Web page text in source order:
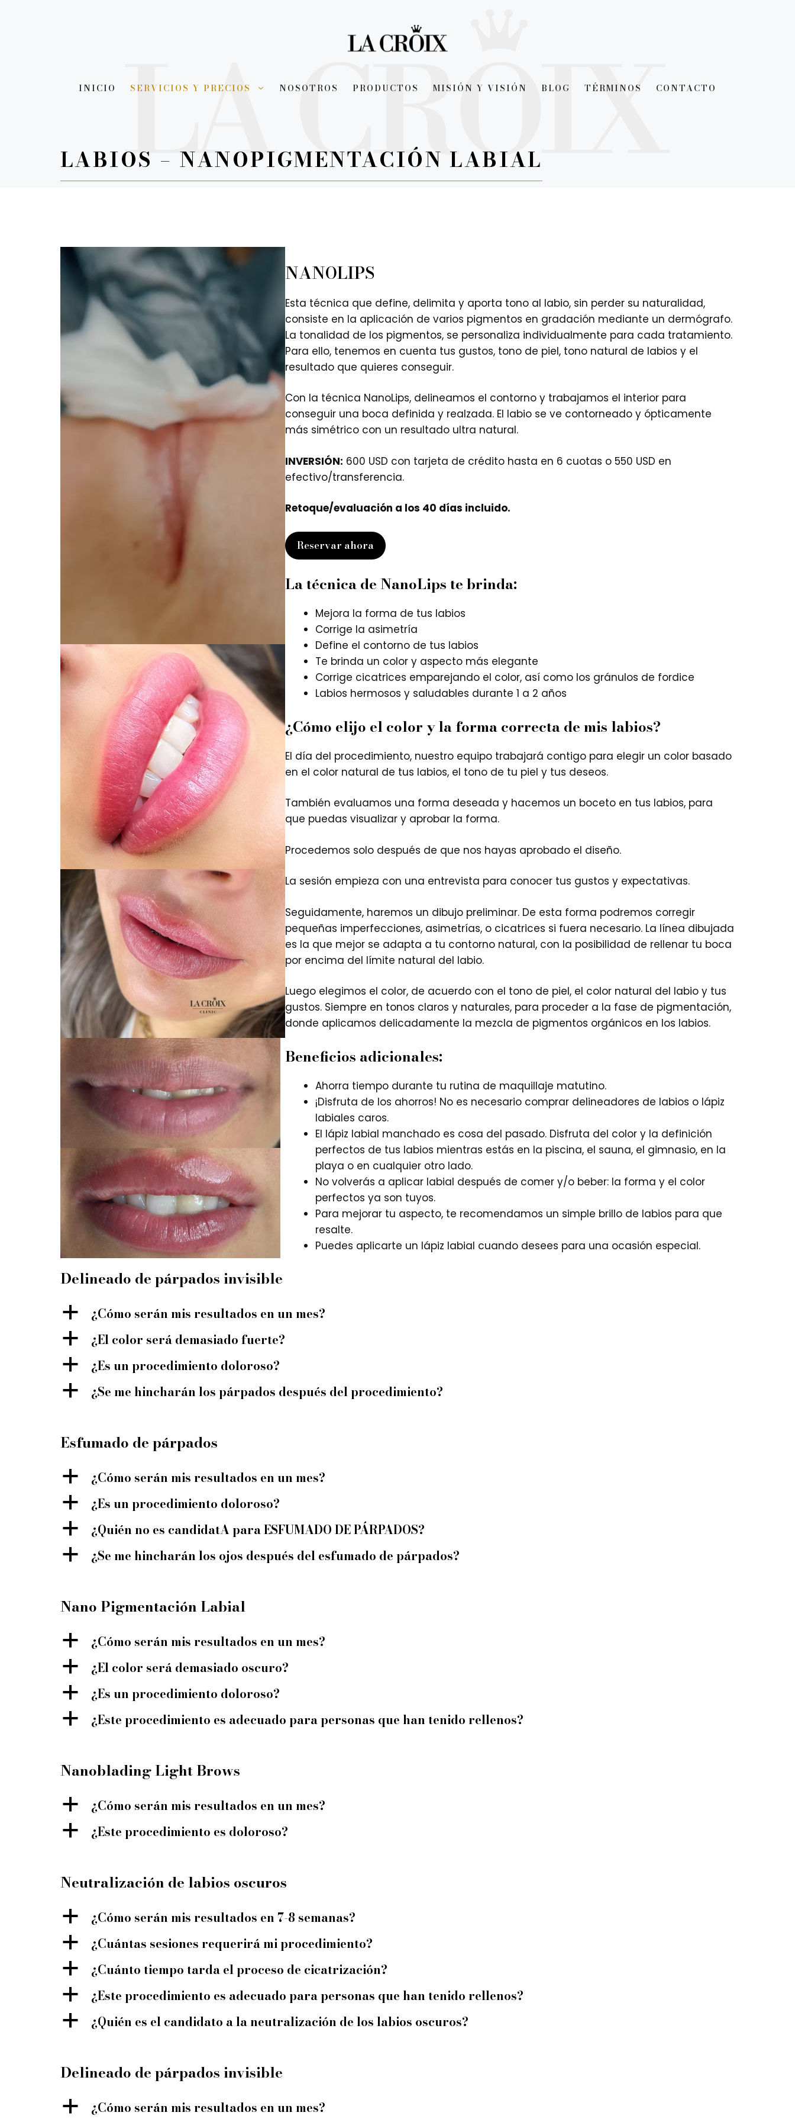
INICIO SERVICIOS Y PRECIOS NOSOTROS PRODUCTOS MISIÓN Y VISIÓN BLOG TÉRMINOS CONTACTO
LABIOS – NANOPIGMENTACIÓN LABIAL
NANOLIPS
Esta técnica que define, delimita y aporta tono al labio, sin perder su naturalidad,
consiste en la aplicación de varios pigmentos en gradación mediante un dermógrafo.
La tonalidad de los pigmentos, se personaliza individualmente para cada tratamiento.
Para ello, tenemos en cuenta tus gustos, tono de piel, tono natural de labios y el
resultado que quieres conseguir.
Con la técnica NanoLips, delineamos el contorno y trabajamos el interior para
conseguir una boca definida y realzada. El labio se ve contorneado y ópticamente
más simétrico con un resultado ultra natural.
INVERSIÓN: 600 USD con tarjeta de crédito hasta en 6 cuotas o 550 USD en
efectivo/transferencia.
Retoque/evaluación a los 40 días incluido.
Reservar ahora
La técnica de NanoLips te brinda:
Mejora la forma de tus labios
Corrige la asimetría
Define el contorno de tus labios
Te brinda un color y aspecto más elegante
Corrige cicatrices emparejando el color, así como los gránulos de fordice
Labios hermosos y saludables durante 1 a 2 años
¿Cómo elijo el color y la forma correcta de mis labios?
El día del procedimiento, nuestro equipo trabajará contigo para elegir un color basado
en el color natural de tus labios, el tono de tu piel y tus deseos.
También evaluamos una forma deseada y hacemos un boceto en tus labios, para
que puedas visualizar y aprobar la forma.
Procedemos solo después de que nos hayas aprobado el diseño.
La sesión empieza con una entrevista para conocer tus gustos y expectativas.
Seguidamente, haremos un dibujo preliminar. De esta forma podremos corregir
pequeñas imperfecciones, asimetrías, o cicatrices si fuera necesario. La línea dibujada
es la que mejor se adapta a tu contorno natural, con la posibilidad de rellenar tu boca
por encima del límite natural del labio.
Luego elegimos el color, de acuerdo con el tono de piel, el color natural del labio y tus
gustos. Siempre en tonos claros y naturales, para proceder a la fase de pigmentación,
donde aplicamos delicadamente la mezcla de pigmentos orgánicos en los labios.
Beneficios adicionales:
Ahorra tiempo durante tu rutina de maquillaje matutino.
¡Disfruta de los ahorros! No es necesario comprar delineadores de labios o lápiz
labiales caros.
El lápiz labial manchado es cosa del pasado. Disfruta del color y la definición
perfectos de tus labios mientras estás en la piscina, el sauna, el gimnasio, en la
playa o en cualquier otro lado.
No volverás a aplicar labial después de comer y/o beber: la forma y el color
perfectos ya son tuyos.
Para mejorar tu aspecto, te recomendamos un simple brillo de labios para que
resalte.
Puedes aplicarte un lápiz labial cuando desees para una ocasión especial.
Delineado de párpados invisible
a ¿Cómo serán mis resultados en un mes?
a ¿El color será demasiado fuerte?
a ¿Es un procedimiento doloroso?
a ¿Se me hincharán los párpados después del procedimiento?
Esfumado de párpados
a ¿Cómo serán mis resultados en un mes?
a ¿Es un procedimiento doloroso?
a ¿Quién no es candidatA para ESFUMADO DE PÁRPADOS?
a ¿Se me hincharán los ojos después del esfumado de párpados?
Nano Pigmentación Labial
a ¿Cómo serán mis resultados en un mes?
a ¿El color será demasiado oscuro?
a ¿Es un procedimiento doloroso?
a ¿Este procedimiento es adecuado para personas que han tenido rellenos?
Nanoblading Light Brows
a ¿Cómo serán mis resultados en un mes?
a ¿Este procedimiento es doloroso?
Neutralización de labios oscuros
a ¿Cómo serán mis resultados en 7-8 semanas?
a ¿Cuántas sesiones requerirá mi procedimiento?
a ¿Cuánto tiempo tarda el proceso de cicatrización?
a ¿Este procedimiento es adecuado para personas que han tenido rellenos?
a ¿Quién es el candidato a la neutralización de los labios oscuros?
Delineado de párpados invisible
a ¿Cómo serán mis resultados en un mes?